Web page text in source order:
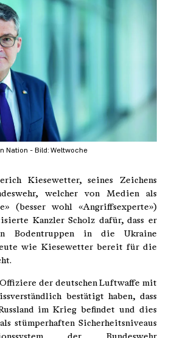
Nation - Bild: Weltwoche
Kiesewetter, seines Zeichens
welcher von Medien als
(besser wohl «Angriffsexperte»)
Kanzler Scholz dafür, dass er
Bodentruppen in die Ukraine
wie Kiesewetter bereit für die
der deutschen Luftwaffe mit
bestätigt haben, dass
im Krieg befindet und dies
stümperhaften Sicherheitsniveaus